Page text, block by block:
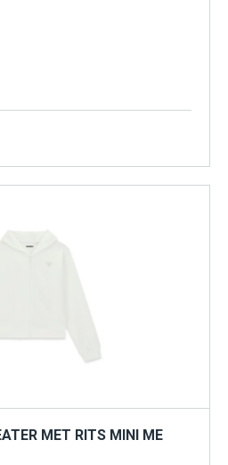
MET RITS MINI ME